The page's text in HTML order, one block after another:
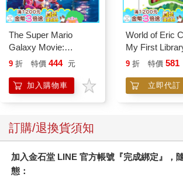
The Super Mario
Galaxy Movie:
Peach`s Birthday
Mario Galaxy Movie
Storybook
9 折 特價 444 元
加入購物車
World of Eric
My First
Book Block Set
9 折 特價 581
立即代訂
訂購/退換貨須知
加入金石堂 LINE 官方帳號『完成綁定』，
態：